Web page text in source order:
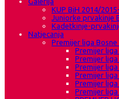
KUP BiH 2014/
Juniorke prvakinje
Kadetkinje-
Natjecanja
Premijer liga
Premijer liga
Premijer liga
Premijer liga
Premijer liga
Premijer liga
Premijer liga